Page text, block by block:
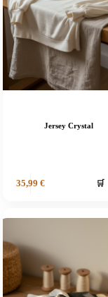
Jersey Crystal
35,99 € 🛒